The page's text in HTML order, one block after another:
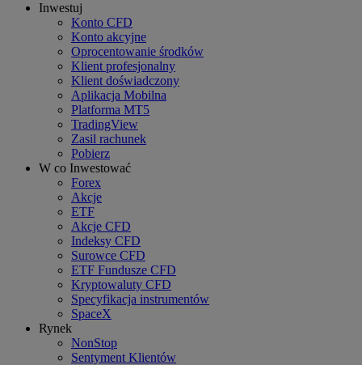
Inwestuj
Konto CFD
Konto akcyjne
Oprocentowanie środków
Klient profesjonalny
Klient doświadczony
Aplikacja Mobilna
Platforma MT5
TradingView
Zasil rachunek
Pobierz
W co Inwestować
Forex
Akcje
ETF
Akcje CFD
Indeksy CFD
Surowce CFD
ETF Fundusze CFD
Kryptowaluty CFD
Specyfikacja instrumentów
SpaceX
Rynek
NonStop
Sentyment Klientów